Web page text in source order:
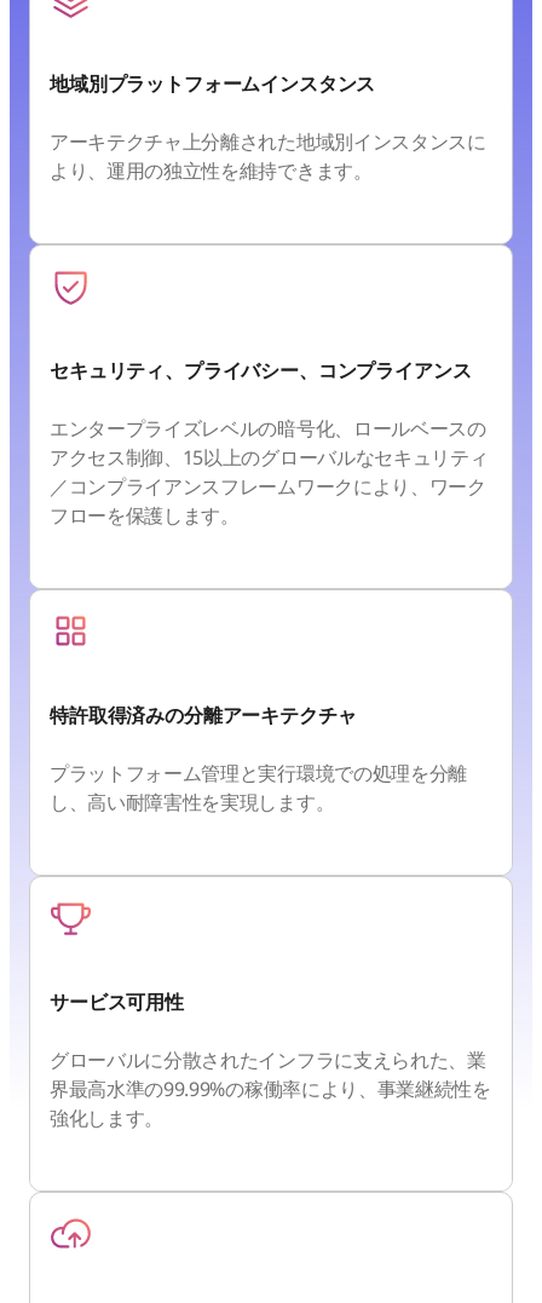
地域別プラットフォームインスタンス
アーキテクチャ上分離された地域別インスタンスに
より、運用の独立性を維持できます。
セキュリティ、プライバシー、コンプライアンス
エンタープライズレベルの暗号化、ロールベースの
アクセス制御、15以上のグローバルなセキュリティ
／コンプライアンスフレームワークにより、ワーク
フローを保護します。
特許取得済みの分離アーキテクチャ
プラットフォーム管理と実行環境での処理を分離
し、高い耐障害性を実現します。
サービス可用性
グローバルに分散されたインフラに支えられた、業
界最高水準の99.99%の稼働率により、事業継続性を
強化します。